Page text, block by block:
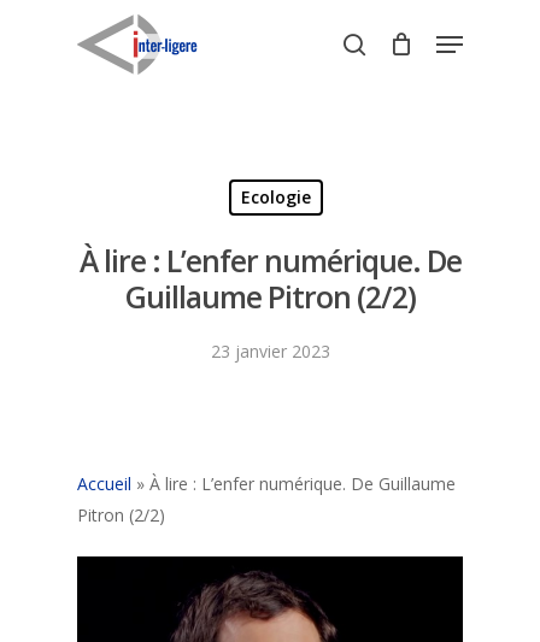
search
Menu
Ecologie
À lire : L’enfer numérique. De
Guillaume Pitron (2/2)
23 janvier 2023
Accueil » À lire : L’enfer numérique. De Guillaume
Pitron (2/2)